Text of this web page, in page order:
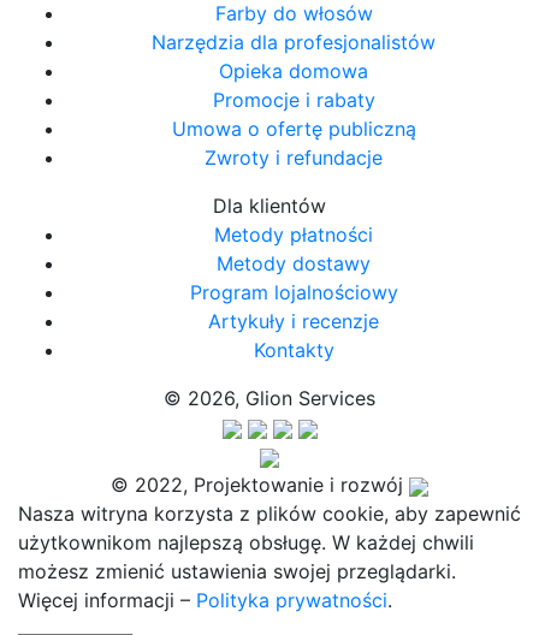
Farby do włosów
Narzędzia dla profesjonalistów
Opieka domowa
Promocje i rabaty
Umowa o ofertę publiczną
Zwroty i refundacje
Dla klientów
Metody płatności
Metody dostawy
Program lojalnościowy
Artykuły i recenzje
Kontakty
© 2026, Glion Services
© 2022, Projektowanie i rozwój
Nasza witryna korzysta z plików cookie, aby zapewnić
użytkownikom najlepszą obsługę. W każdej chwili
możesz zmienić ustawienia swojej przeglądarki.
Więcej informacji – Polityka prywatności.